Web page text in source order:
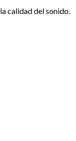
calidad del sonido.